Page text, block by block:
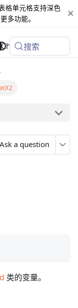
格单元格支持深色
多功能。
Changelog
搜索
Ask a question
类的变量。